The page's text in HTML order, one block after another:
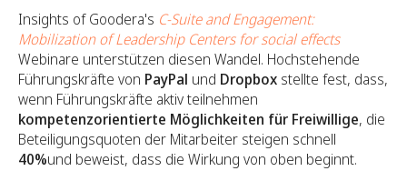
Insights of Goodera's C-Suite and Engagement:
Mobilization of Leadership Centers for social effects
Webinare unterstützen diesen Wandel. Hochstehende
Führungskräfte von PayPal und Dropbox stellte fest, dass,
wenn Führungskräfte aktiv teilnehmen
kompetenzorientierte Möglichkeiten für Freiwillige, die
Beteiligungsquoten der Mitarbeiter steigen schnell
40%und beweist, dass die Wirkung von oben beginnt.